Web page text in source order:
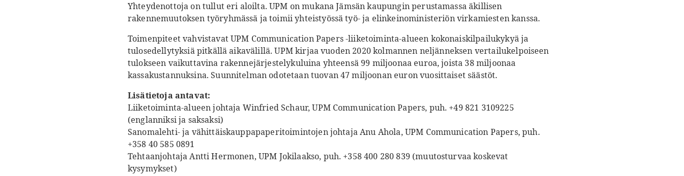
Yhteydenottoja on tullut eri aloilta. UPM on mukana Jämsän kaupungin perustamassa äkillisen
rakennemuutoksen työryhmässä ja toimii yhteistyössä työ- ja elinkeinoministeriön virkamiesten kanssa.
Toimenpiteet vahvistavat UPM Communication Papers -liiketoiminta-alueen kokonaiskilpailukykyä ja
tulosedellytyksiä pitkällä aikavälillä. UPM kirjaa vuoden 2020 kolmannen neljänneksen vertailukelpoiseen
tulokseen vaikuttavina rakennejärjestelykuluina yhteensä 99 miljoonaa euroa, joista 38 miljoonaa
kassakustannuksina. Suunnitelman odotetaan tuovan 47 miljoonan euron vuosittaiset säästöt.
Lisätietoja antavat:
Liiketoiminta-alueen johtaja Winfried Schaur, UPM Communication Papers, puh. +49 821 3109225
(englanniksi ja saksaksi)
Sanomalehti- ja vähittäiskauppapaperitoimintojen johtaja Anu Ahola, UPM Communication Papers, puh.
+358 40 585 0891
Tehtaanjohtaja Antti Hermonen, UPM Jokilaakso, puh. +358 400 280 839 (muutosturvaa koskevat
kysymykset)